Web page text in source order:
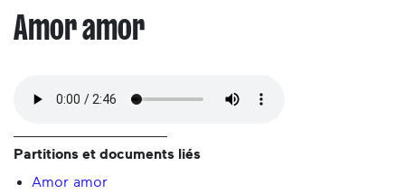
Amor amor
Partitions et documents liés
Amor amor